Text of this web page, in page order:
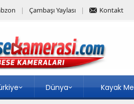
Çambaşı Yaylası Kontakt
Dünya Kayak